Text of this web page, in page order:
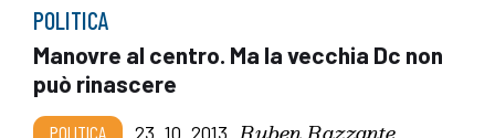
POLITICA
Manovre al centro. Ma la vecchia Dc non
può rinascere
POLITICA 23_10_2013